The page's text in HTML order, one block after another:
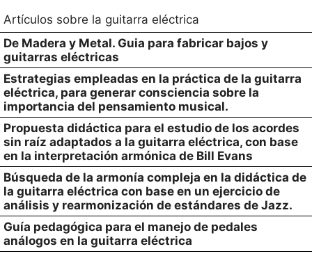
Artículos sobre la guitarra eléctrica
De Madera y Metal. Guia para fabricar bajos y
guitarras eléctricas
Estrategias empleadas en la práctica de la guitarra
eléctrica, para generar consciencia sobre la
importancia del pensamiento musical.
Propuesta didáctica para el estudio de los acordes
sin raíz adaptados a la guitarra eléctrica, con base
en la interpretación armónica de Bill Evans
Búsqueda de la armonía compleja en la didáctica de
la guitarra eléctrica con base en un ejercicio de
análisis y rearmonización de estándares de Jazz.
Guía pedagógica para el manejo de pedales
análogos en la guitarra eléctrica